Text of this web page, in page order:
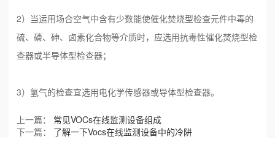
2）当运用场合空气中含有少数能使催化焚烧型检查元件中毒的
硫、磷、砷、卤素化合物等介质时，应选用抗毒性催化焚烧型检
查器或半导体型检查器；
3）氢气的检查宜选用电化学传感器或导体型检查器。
上一篇： 常见VOCs在线监测设备组成
下一篇： 了解一下Vocs在线监测设备中的冷阱